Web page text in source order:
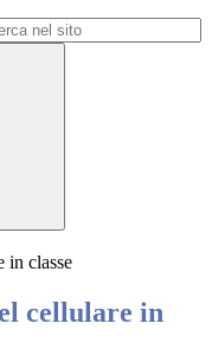
in classe
cellulare in